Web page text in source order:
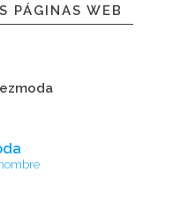
PÁGINAS WEB